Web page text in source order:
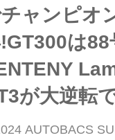
ャンピオ
は88
が大逆転
AUTOBACS